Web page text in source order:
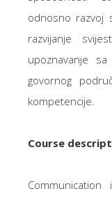
odnosno razvoj
razvijanje
upoznavanje
govornog
kompetencije.
Course